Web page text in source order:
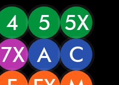
4 5 5X
7X A
C